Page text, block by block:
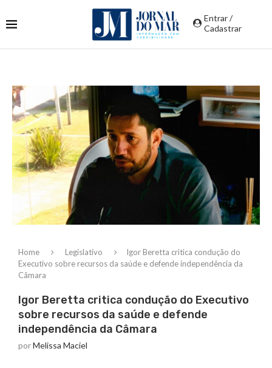
Entrar /
Cadastrar
Home Legislativo
Igor Beretta critica condução do
Executivo sobre recursos da saúde e defende independência da
Câmara
Igor Beretta critica condução do Executivo
sobre recursos da saúde e defende
independência da Câmara
porMelissa Maciel